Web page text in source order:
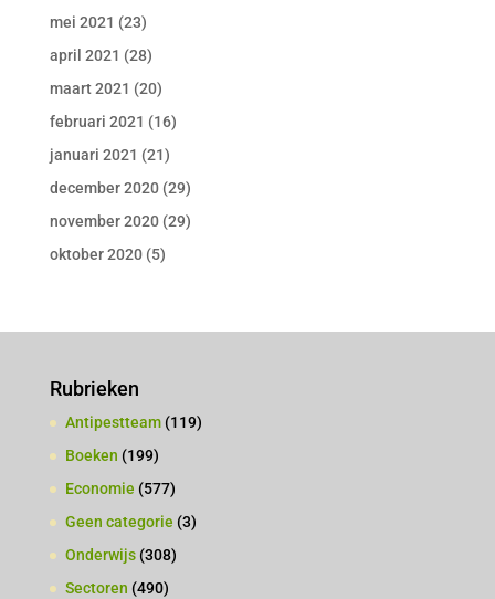
mei 2021 (23)
april 2021 (28)
maart 2021 (20)
februari 2021 (16)
januari 2021 (21)
december 2020(29)
november 2020(29)
oktober 2020(5)
Rubrieken
Antipestteam(119)
Boeken (199)
Economie (577)
Geen categorie (3)
Onderwijs(308)
Sectoren (490)